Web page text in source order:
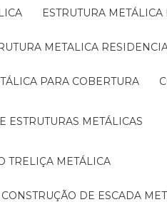
ESTRUTURA
METALICA
PARA COBERTURA
ESTRUTURAS METÁLICAS
TRELIÇA METÁLICA
CONSTRUÇÃO DE ESCADA